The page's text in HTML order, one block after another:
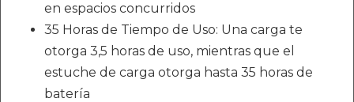
en espacios concurridos
35 Horas de Tiempo de Uso: Una carga te
otorga 3,5 horas de uso, mientras que el
estuche de carga otorga hasta 35 horas de
batería